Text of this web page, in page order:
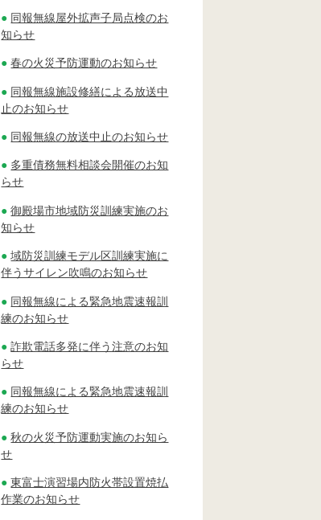
同報無線屋外拡声子局点検のお
知らせ
春の火災予防運動のお知らせ
同報無線施設修繕による放送中
止のお知らせ
同報無線の放送中止のお知らせ
多重債務無料相談会開催のお知
らせ
御殿場市地域防災訓練実施のお
知らせ
域防災訓練モデル区訓練実施に
伴うサイレン吹鳴のお知らせ
同報無線による緊急地震速報訓
練のお知らせ
詐欺電話多発に伴う注意のお知
らせ
同報無線による緊急地震速報訓
練のお知らせ
秋の火災予防運動実施のお知ら
せ
東富士演習場内防火帯設置焼払
作業のお知らせ